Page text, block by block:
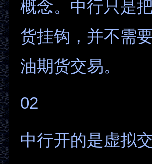
概念。中行只是
货挂钩，并不需
油期货交易。
02
中行开的是虚拟